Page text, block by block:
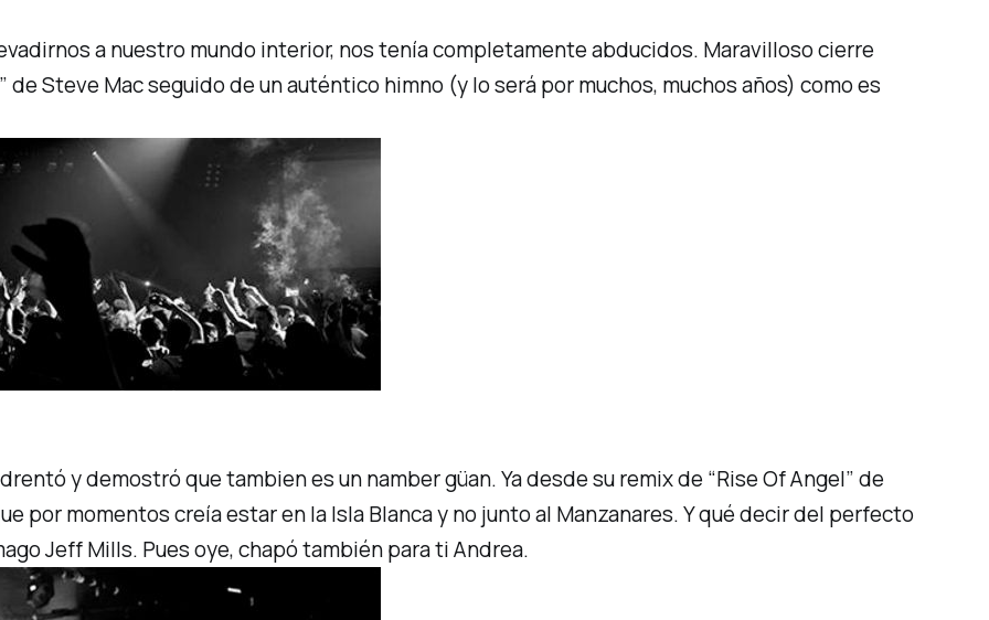
a nuestro mundo interior, nos tenía completamente abducidos. Maravilloso cierre
de Steve Mac seguido de un auténtico himno (y lo será por muchos, muchos años) como es
y demostró que tambien es unnamber güan. Ya desde su remix de “Rise Of Angel”de
por momentos creía estar en la Isla Blanca y no junto al Manzanares. Y qué decir del perfecto
Jeff Mills. Pues oye, chapó también para ti Andrea.